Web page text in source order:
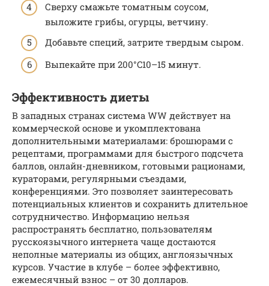
Сверху смажьте томатным соусом,
выложите грибы, огурцы, ветчину.
Добавьте специй, затрите твердым сыром.
Выпекайте при 200°C­10–15 минут.
Эффективность диеты
В западных странах система WW действует на
коммерческой основе и укомплектована
дополнительными материалами: брошюрами с
рецептами, программами для быстрого подсчета
баллов, онлайн-дневником, готовыми рационами,
кураторами, регулярными съездами,
конференциями. Это позволяет заинтересовать
потенциальных клиентов и сохранить длительное
сотрудничество. Информацию нельзя
распространять бесплатно, пользователям
русскоязычного интернета чаще достаются
неполные материалы из общих, англоязычных
курсов. Участие в клубе – более эффективно,
ежемесячный взнос – от 30 долларов.